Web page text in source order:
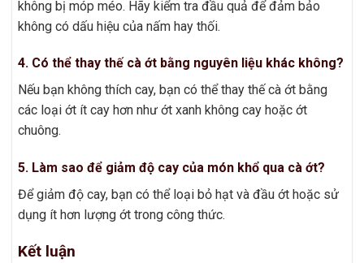
không bị móp méo. Hãy kiểm tra đầu quả để đảm bảo
không có dấu hiệu của nấm hay thối.
4. Có thể thay thế cà ớt bằng nguyên liệu khác không?
Nếu bạn không thích cay, bạn có thể thay thế cà ớt bằng
các loại ớt ít cay hơn như ớt xanh không cay hoặc ớt
chuông.
5. Làm sao để giảm độ cay của món khổ qua cà ớt?
Để giảm độ cay, bạn có thể loại bỏ hạt và đầu ớt hoặc sử
dụng ít hơn lượng ớt trong công thức.
Kết luận